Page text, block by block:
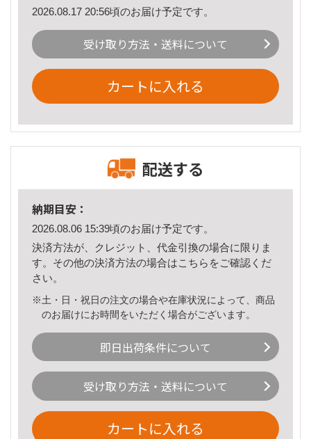
2026.08.17 20:56頃のお届け予定です。
受け取り方法・送料について
カートに入れる
配送する
納期目安：
2026.08.06 15:39頃のお届け予定です。
決済方法が、クレジット、代金引換の場合に限りま
す。その他の決済方法の場合はこちら をご確認くだ
さい。
※土・日・祝日の注文の場合や在庫状況によって、商品
のお届けにお時間をいただく場合がございます。
即日出荷条件について
受け取り方法・送料について
カートに入れる